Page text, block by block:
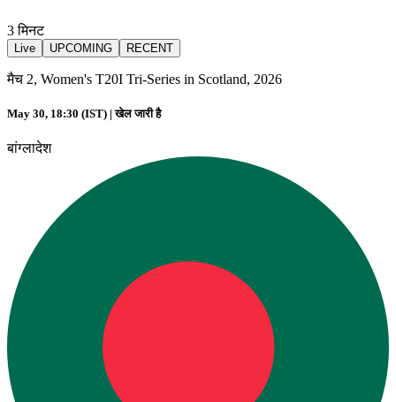
3मिनट
Live UPCOMING RECENT
मैच 2, Women's T20I Tri-Series in Scotland, 2026
May 30, 18:30 (IST) |खेल जारी है
बांग्लादेश